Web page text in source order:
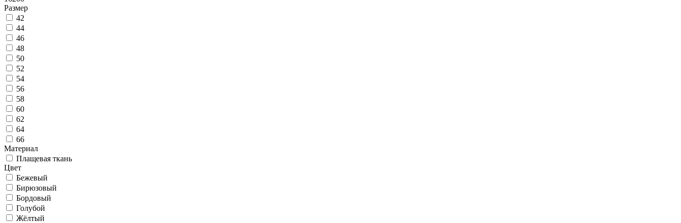
Размер
42
44
46
48
50
52
54
56
58
60
62
64
66
Материал
Плащевая ткань
Цвет
Бежевый
Бирюзовый
Бордовый
Голубой
Жёлтый